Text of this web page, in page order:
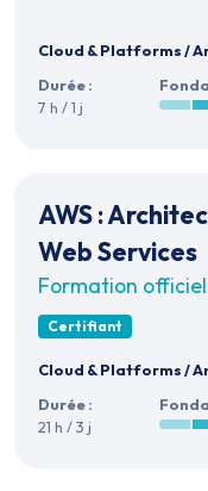
Cloud & Platforms/
Durée :
7 h / 1 j
AWS :
Web Services
Formation
Certifiant
Cloud & Platforms/
Durée :
21 h / 3 j